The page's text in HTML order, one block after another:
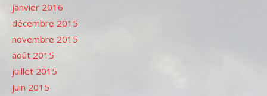
janvier 2016
décembre 2015
novembre 2015
août 2015
juillet 2015
juin 2015